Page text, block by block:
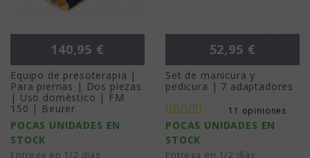
Precio
140,95 €
Equipo de presoterapia |
Para piernas | Dos piezas
| Uso doméstico | FM
150 | Beurer
POCAS UNIDADES EN
STOCK
Entrega en 1/2 días
Precio
52,95 €
Set de manicura y
pedicura | 7 adaptadores
11 opiniones
POCAS UNIDADES EN
STOCK
Entrega en 1/2 días